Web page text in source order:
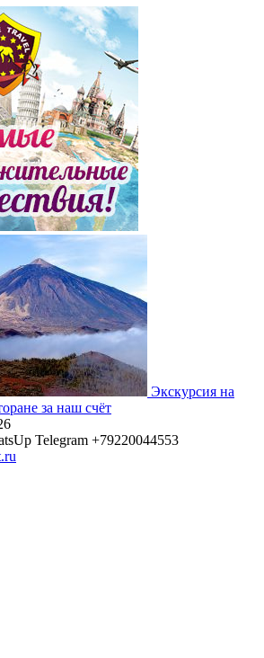
Экскурсия на
за наш счёт
Telegram +79220044553